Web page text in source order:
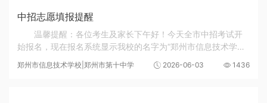
中招志愿填报提醒
温馨提醒：各位考生及家长下午好！今天全市中招考试开
始报名，现在报名系统显示我校的名字为“郑州市信息技术学校
（附设普通高中班）”。与郑州市信息技术学校（综合高中）属
于同一学校，都是原来的郑州市第十中学。...
郑州市信息技术学校|郑州市第十中学 2026-06-03 1436